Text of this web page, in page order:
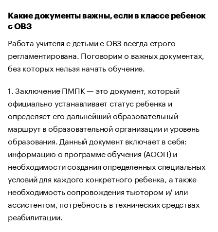
Какие документы важны, если в классе ребенок
с ОВЗ
Работа учителя с детьми с ОВЗ всегда строго
регламентирована. Поговорим о важных документах,
без которых нельзя начать обучение.
1. Заключение ПМПК — это документ, который
официально устанавливает статус ребенка и
определяет его дальнейший образовательный
маршрут в образовательной организации и уровень
образования. Данный документ включает в себя:
информацию о программе обучения (АООП) и
необходимости создания определенных специальных
условий для каждого конкретного ребенка, а также
необходимость сопровождения тьютором и/ или
ассистентом, потребность в технических средствах
реабилитации.